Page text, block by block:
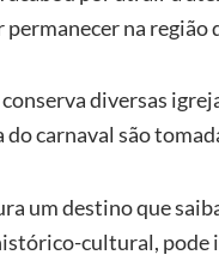
permanecer na
diversas
do carnaval são
um destino que
cultural, pode